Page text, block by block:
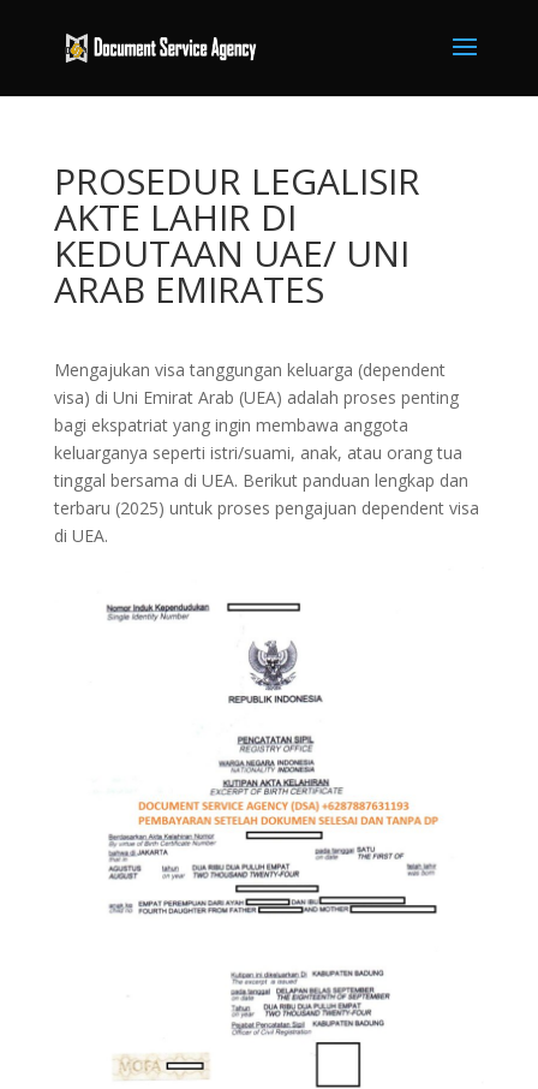
PROSEDUR LEGALISIR
AKTE LAHIR DI
KEDUTAAN UAE/ UNI
ARAB EMIRATES
Mengajukan visa tanggungan keluarga (dependent
visa) di Uni Emirat Arab (UEA) adalah proses penting
bagi ekspatriat yang ingin membawa anggota
keluarganya seperti istri/suami, anak, atau orang tua
tinggal bersama di UEA. Berikut panduan lengkap dan
terbaru (2025) untuk proses pengajuan dependent visa
di UEA.